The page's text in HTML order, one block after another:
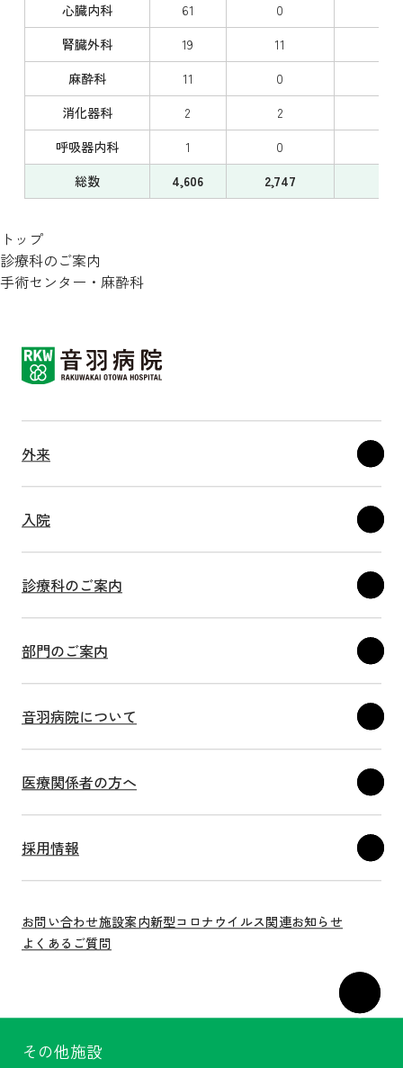
トップ
診療科のご案内
手術センター・麻酔科
心臓内科
61 0
腎臓外科
19 11
麻酔科
11 0
消化器科
2 2
呼吸器内科
1 0
総数
4,606 2,747
お問い合わせ施設案内新型コロナウイルス関連お知らせ
よくあるご質問
外来
入院
診療科のご案内
部門のご案内
音羽病院について
医療関係者の方へ
採用情報
その他施設